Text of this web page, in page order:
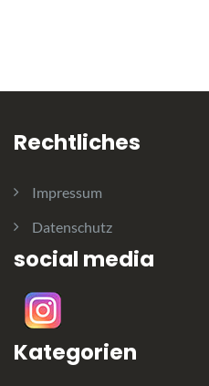
Rechtliches
Impressum
Datenschutz
social media
Kategorien